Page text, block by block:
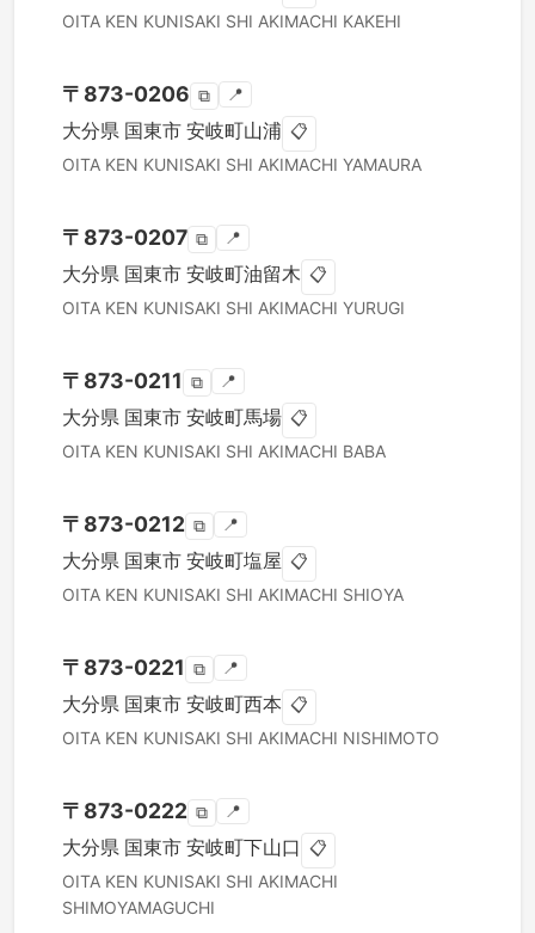
OITA KEN KUNISAKI SHI AKIMACHI KAKEHI
〒 873-0206 ⧉ 📍
大分県 国東市 安岐町山浦 📋
OITA KEN KUNISAKI SHI AKIMACHI YAMAURA
〒 873-0207 ⧉ 📍
大分県 国東市 安岐町油留木 📋
OITA KEN KUNISAKI SHI AKIMACHI YURUGI
〒 873-0211 ⧉ 📍
大分県 国東市 安岐町馬場 📋
OITA KEN KUNISAKI SHI AKIMACHI BABA
〒 873-0212 ⧉ 📍
大分県 国東市 安岐町塩屋 📋
OITA KEN KUNISAKI SHI AKIMACHI SHIOYA
〒 873-0221 ⧉ 📍
大分県 国東市 安岐町西本 📋
OITA KEN KUNISAKI SHI AKIMACHI NISHIMOTO
〒 873-0222 ⧉ 📍
大分県 国東市 安岐町下山口 📋
OITA KEN KUNISAKI SHI AKIMACHI
SHIMOYAMAGUCHI